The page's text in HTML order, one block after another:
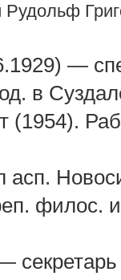
Рудольф
—
в
(1954).
асп.
филос.